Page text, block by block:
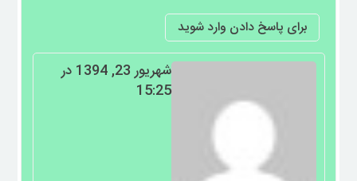
برای پاسخ دادن وارد شوید
شهریور 23, 1394 در
15:25